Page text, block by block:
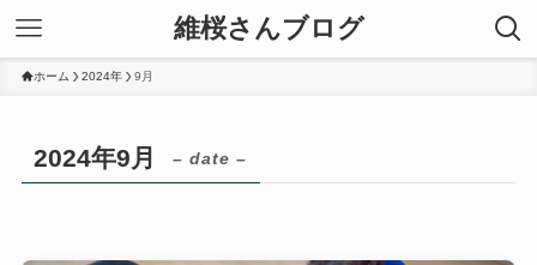
維桜さんブログ
ホーム 2024年 9月
2024年9月 – date –